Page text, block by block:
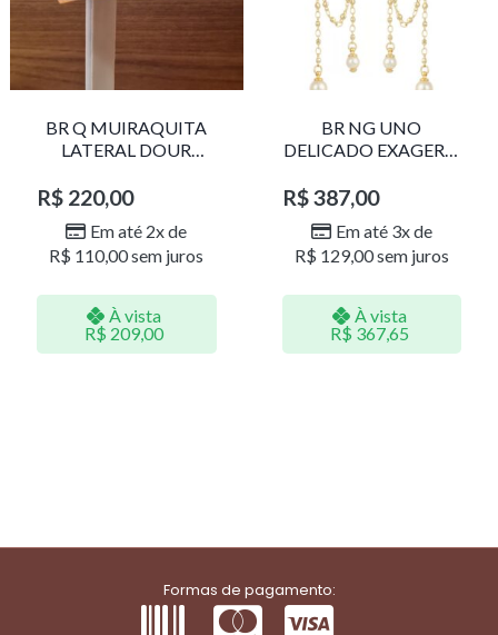
BR Q MUIRAQUITA
LATERAL DOUR
R$ 220,00
Em até 2x de
R$ 110,00sem juros
À vista
R$ 209,00
BR NG UNO
DELICADO EXAGERO
R$387,00
Em até 3x de
R$ 129,00sem juros
À vista
R$ 367,65
Formas de pagamento: